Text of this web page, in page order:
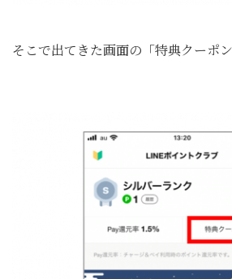
そこで出てきた画面の「特典クーポ